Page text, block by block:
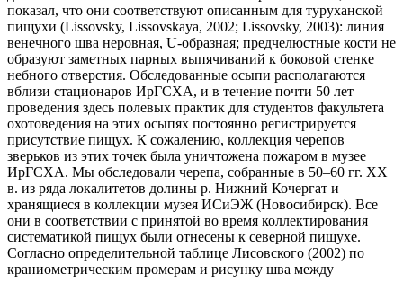
показал, что они соответствуют описанным для туруханской
пищухи (Lissovsky, Lissovskaya, 2002; Lissovsky, 2003): линия
венечного шва неровная, U-образная; предчелюстные кости не
образуют заметных парных выпячиваний к боковой стенке
небного отверстия. Обследованные осыпи располагаются
вблизи стационаров ИрГСХА, и в течение почти 50 лет
проведения здесь полевых практик для студентов факультета
охотоведения на этих осыпях постоянно регистрируется
присутствие пищух. К сожалению, коллекция черепов
зверьков из этих точек была уничтожена пожаром в музее
ИрГСХА. Мы обследовали черепа, собранные в 50–60 гг. XX
в. из ряда локалитетов долины р. Нижний Кочергат и
хранящиеся в коллекции музея ИСиЭЖ (Новосибирск). Все
они в соответствии с принятой во время коллектирования
систематикой пищух были отнесены к северной пищухе.
Согласно определительной таблице Лисовского (2002) по
краниометрическим промерам и рисунку шва между